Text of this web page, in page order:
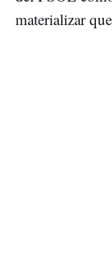
materializar